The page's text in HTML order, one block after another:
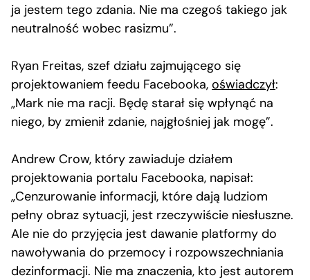
ja jestem tego zdania. Nie ma czegoś takiego jak
neutralność wobec rasizmu”.
Ryan Freitas, szef działu zajmującego się
projektowaniem feedu Facebooka, oświadczył:
„Mark nie ma racji. Będę starał się wpłynąć na
niego, by zmienił zdanie, najgłośniej jak mogę”.
Andrew Crow, który zawiaduje działem
projektowania portalu Facebooka, napisał:
„Cenzurowanie informacji, które dają ludziom
pełny obraz sytuacji, jest rzeczywiście niesłuszne.
Ale nie do przyjęcia jest dawanie platformy do
nawoływania do przemocy i rozpowszechniania
dezinformacji. Nie ma znaczenia, kto jest autorem